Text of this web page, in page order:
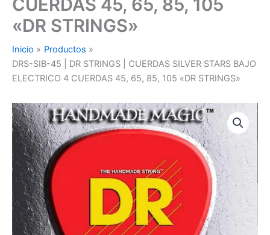
CUERDAS 45, 65, 85, 105
«DR STRINGS»
Inicio
Productos
DRS-SIB-45 | DR STRINGS | CUERDAS SILVER STARS BAJO
ELECTRICO 4 CUERDAS 45, 65, 85, 105 «DR STRINGS»
DRS-
SIB-
45
DR
STRINGS
CUERDAS
SILVER
STARS
BAJO